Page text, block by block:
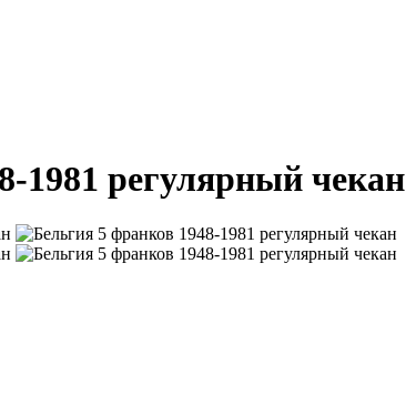
1981 регулярный чекан